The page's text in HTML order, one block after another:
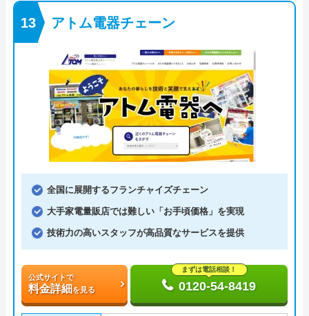
アトム電器チェーン
全国に展開するフランチャイズチェーン
大手家電量販店では難しい「お手頃価格」を実現
技術力の高いスタッフが高品質なサービスを提供
公式サイトで
料金詳細を見る
まずは電話相談！
0120-54-8419